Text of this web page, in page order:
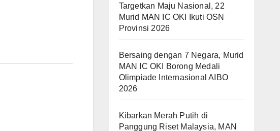
Targetkan Maju Nasional, 22
Murid MAN IC OKI Ikuti OSN
Provinsi 2026
Bersaing dengan 7 Negara, Murid
MAN IC OKI Borong Medali
Olimpiade Internasional AIBO
2026
Kibarkan Merah Putih di
Panggung Riset Malaysia, MAN